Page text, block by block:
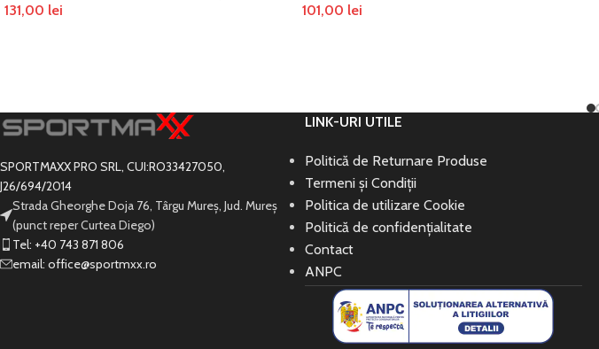
131,00 lei
101,00 lei
SPORTMAXX PRO SRL, CUI:RO33427050,
J26/694/2014
Strada Gheorghe Doja 76, Târgu Mureș, Jud. Mureș
(punct reper Curtea Diego)
Tel: +40 743 871 806
email: office@sportmxx.ro
LINK-URI UTILE
Politică de Returnare Produse
Termeni și Condiții
Politica de utilizare Cookie
Politică de confidențialitate
Contact
ANPC